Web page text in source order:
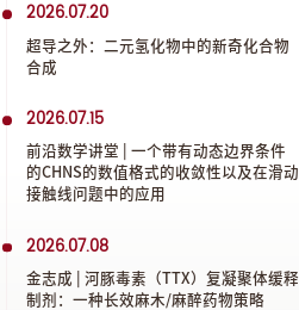
2026.07.20
超导之外：二元氢化物中的新奇化合物
合成
2026.07.15
前沿数学讲堂 | 一个带有动态边界条件
的CHNS的数值格式的收敛性以及在滑动
接触线问题中的应用
2026.07.08
金志成 | 河豚毒素（TTX）复凝聚体缓释
制剂：一种长效麻木/麻醉药物策略